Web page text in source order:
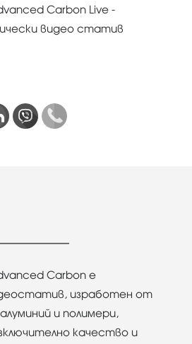
Carbon Live -
видео статив
Carbon е
изработен от
и полимери,
качество и